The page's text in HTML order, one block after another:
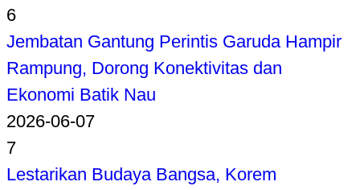
6
Jembatan Gantung Perintis Garuda Hampir
Rampung, Dorong Konektivitas dan
Ekonomi Batik Nau
2026-06-07
7
Lestarikan Budaya Bangsa, Korem